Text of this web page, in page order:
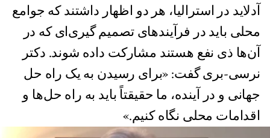
آدلاید در استرالیا، هر دو اظهار داشتند که جوامع
محلی باید در فرآیند‌های تصمیم گیری‌ای که در
آن‌ها ذی نفع هستند مشارکت داده شوند. دکتر
نرسی-بری گفت: «برای رسیدن به یک راه حل
جهانی و در آینده، ما حقیقتاً باید به راه حل‌ها و
اقدامات محلی نگاه کنیم.»